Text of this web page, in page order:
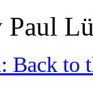
Back to